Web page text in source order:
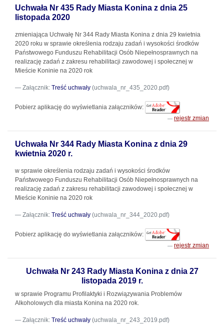
Uchwała Nr 435 Rady Miasta Konina z dnia 25
listopada 2020
zmieniająca Uchwałę Nr 344 Rady Miasta Konina z dnia 29 kwietnia
2020 roku w sprawie określenia rodzaju zadań i wysokości środków
Państwowego Funduszu Rehabilitacji Osób Niepełnosprawnych na
realizację zadań z zakresu rehabilitacji zawodowej i społecznej w
Mieście Koninie na 2020 rok
Załącznik: Treść uchwały (uchwala_nr_435_2020.pdf)
Pobierz aplikację do wyświetlania załączników:
rejestr zmian
Uchwała Nr 344 Rady Miasta Konina z dnia 29
kwietnia 2020 r.
w sprawie określenia rodzaju zadań i wysokości środków
Państwowego Funduszu Rehabilitacji Osób Niepełnosprawnych na
realizację zadań z zakresu rehabilitacji zawodowej i społecznej w
Mieście Koninie na 2020 rok
Załącznik: Treść uchwały (uchwala_nr_344_2020.pdf)
Pobierz aplikację do wyświetlania załączników:
rejestr zmian
Uchwała Nr 243 Rady Miasta Konina z dnia 27
listopada 2019 r.
w sprawie Programu Profilaktyki i Rozwiązywania Problemów
Alkoholowych dla miasta Konina na 2020 rok.
Załącznik: Treść uchwały (uchwala_nr_243_2019.pdf)